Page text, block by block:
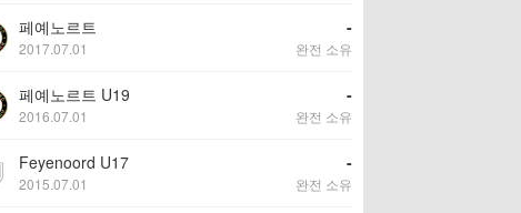
페예노르트
2017.07.01
-
완전 소유
페예노르트 U19
2016.07.01
-
완전 소유
Feyenoord U17
2015.07.01
-
완전 소유